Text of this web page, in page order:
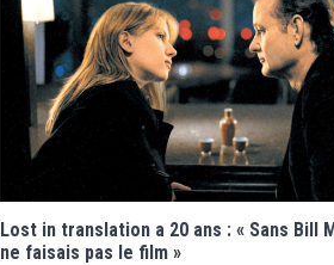
Lost in translation a 20 ans : « Sans Bill
ne faisais pas le film »